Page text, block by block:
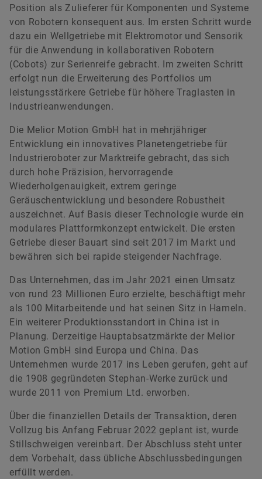
Renata Casaro
Leiterin Investor Relations
Schaeffler AG
Herzogenaurach
+49 9132 82 4440
ir@schaeffler.com
Stefanie Dangl
Senior Manager Investor Relations
Schaeffler AG
Herzogenaurach
+49 9132 82 4440
ir@schaeffler.com
Position als Zulieferer für Komponenten und Systeme
von Robotern konsequent aus. Im ersten Schritt wurde
dazu ein Wellgetriebe mit Elektromotor und Sensorik
für die Anwendung in kollaborativen Robotern
(Cobots) zur Serienreife gebracht. Im zweiten Schritt
erfolgt nun die Erweiterung des Portfolios um
leistungsstärkere Getriebe für höhere Traglasten in
Industrieanwendungen.
Die Melior Motion GmbH hat in mehrjähriger
Entwicklung ein innovatives Planetengetriebe für
Industrieroboter zur Marktreife gebracht, das sich
durch hohe Präzision, hervorragende
Wiederholgenauigkeit, extrem geringe
Geräuschentwicklung und besondere Robustheit
auszeichnet. Auf Basis dieser Technologie wurde ein
modulares Plattformkonzept entwickelt. Die ersten
Getriebe dieser Bauart sind seit 2017 im Markt und
bewähren sich bei rapide steigender Nachfrage.
Das Unternehmen, das im Jahr 2021 einen Umsatz
von rund 23 Millionen Euro erzielte, beschäftigt mehr
als 100 Mitarbeitende und hat seinen Sitz in Hameln.
Ein weiterer Produktionsstandort in China ist in
Planung. Derzeitige Hauptabsatzmärkte der Melior
Motion GmbH sind Europa und China. Das
Unternehmen wurde 2017 ins Leben gerufen, geht auf
die 1908 gegründeten Stephan-Werke zurück und
wurde 2011 von Premium Ltd. erworben.
Über die finanziellen Details der Transaktion, deren
Vollzug bis Anfang Februar 2022 geplant ist, wurde
Stillschweigen vereinbart. Der Abschluss steht unter
dem Vorbehalt, dass übliche Abschlussbedingungen
erfüllt werden.